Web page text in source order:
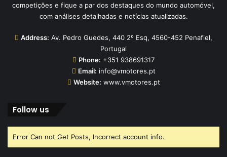
competições e fique a par dos destaques do mundo automóvel,
com análises detalhadas e notícias atualizadas.
Address: Av. Pedro Guedes, 440 2º Esq, 4560-452 Penafiel,
Portugal
Phone: +351 938691317
Email: info@vmotores.pt
Website: www.vmotores.pt
Follow us
Error Can not Get Posts, Incorrect account info.